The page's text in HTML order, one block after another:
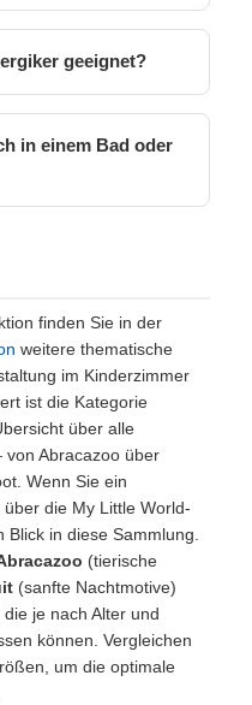
geeignet?
in einem Bad oder
finden Sie in der
weitere thematische
im Kinderzimmer
ist die Kategorie
über alle
Abracazoo über
Wenn Sie ein
die My Little World-
Blick in diese Sammlung.
(tierische
(sanfte Nachtmotive)
je nach Alter und
können. Vergleichen
um die optimale